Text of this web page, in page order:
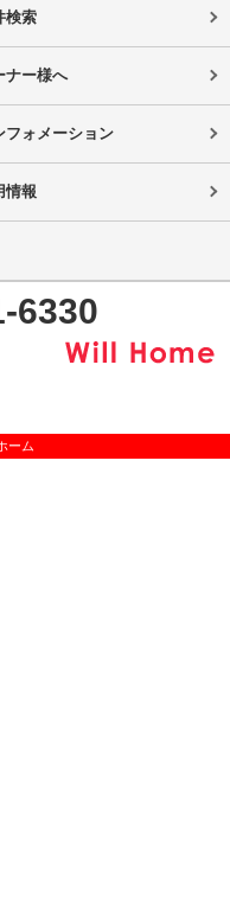
検索
ナー様へ
フォメーション
情報
6330
ーム